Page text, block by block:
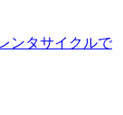
ンタサイクルで